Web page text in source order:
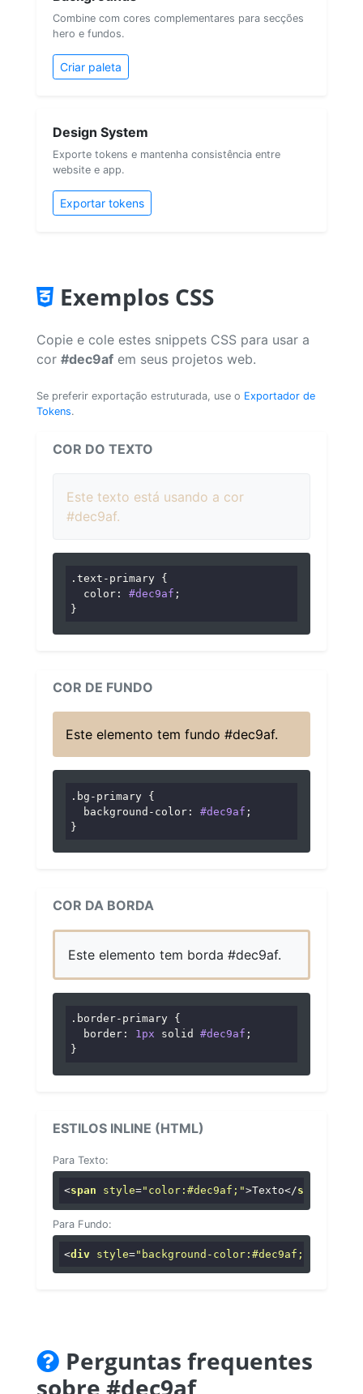
Combine com cores complementares para secções
hero e fundos.
Criar paleta
Design System
Exporte tokens e mantenha consistência entre
website e app.
Exportar tokens
Exemplos CSS
Copie e cole estes snippets CSS para usar a
cor #dec9af em seus projetos web.
Se preferir exportação estruturada, use o Exportador de
Tokens.
COR DO TEXTO
Este texto está usando a cor
#dec9af.
.text-primary {
color : #dec9af ;
}
COR DE FUNDO
Este elemento tem fundo #dec9af.
.bg-primary {
background-color : #dec9af ;
}
COR DA BORDA
Este elemento tem borda #dec9af.
.border-primary {
border : 1px solid #dec9af ;
}
ESTILOS INLINE (HTML)
Para Texto:
<span style="color:#dec9af;">Texto</span
Para Fundo:
<div style="background-color:#dec9af;"
Perguntas frequentes